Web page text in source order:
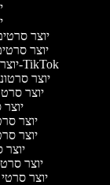
יוצר
יוצר
יוצר סרטונים ל-TikTok
יוצר
יוצר
יוצר
יוצר
יוצר
יוצר
יוצר סרטי